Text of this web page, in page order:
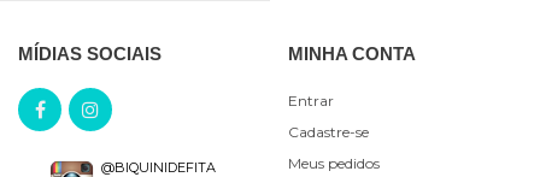
MÍDIAS SOCIAIS
@BIQUINIDEFITA
MINHA CONTA
Entrar
Cadastre-se
Meus pedidos